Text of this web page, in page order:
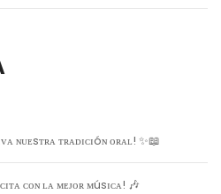
ɴᴜᴇsᴛʀᴀ ᴛʀᴀᴅɪᴄɪóɴ ᴏʀᴀʟ! ✨📖
ᴄᴏɴ ʟᴀ ᴍᴇᴊᴏʀ ᴍúsɪᴄᴀ! 🎶